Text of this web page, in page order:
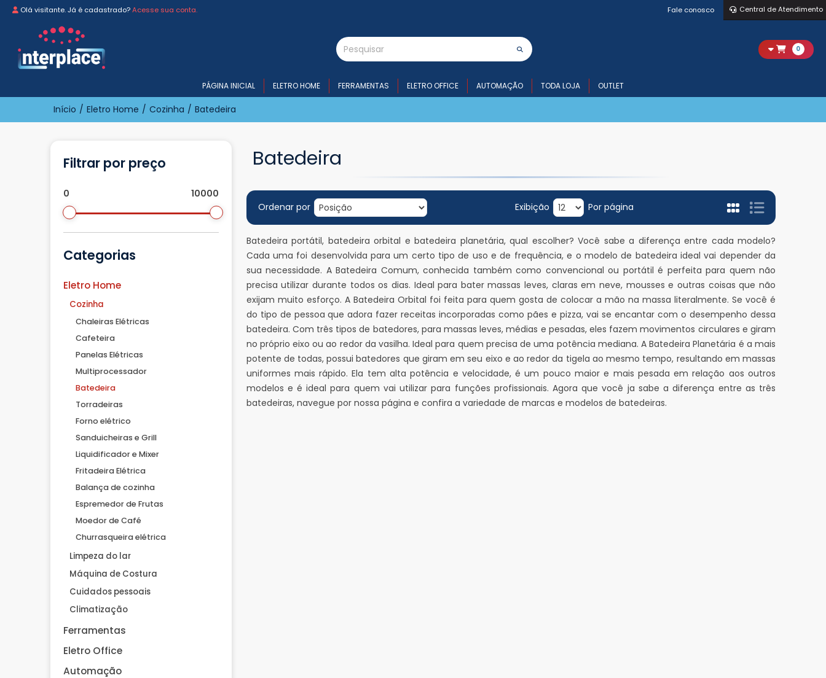
Olá visitante. Já é cadastrado?Acesse sua conta. Fale conosco Central de Atendimento
0
PÁGINA INICIAL ELETRO HOME FERRAMENTAS ELETRO OFFICE AUTOMAÇÃO TODA LOJA OUTLET
Início / Eletro Home / Cozinha / Batedeira
Filtrar por preço
0 10000
Categorias
Eletro Home
Cozinha
Chaleiras Elétricas
Cafeteira
Panelas Elétricas
Multiprocessador
Batedeira
Torradeiras
Forno elétrico
Sanduicheiras e Grill
Liquidificador e Mixer
Fritadeira Elétrica
Balança de cozinha
Espremedor de Frutas
Moedor de Café
Churrasqueira elétrica
Limpeza do lar
Máquina de Costura
Cuidados pessoais
Climatização
Ferramentas
Eletro Office
Automação
Batedeira
Ordenar por Exibição Por página
Batedeira portátil, batedeira orbital e batedeira planetária, qual escolher? Você sabe a diferença entre cada modelo?
Cada uma foi desenvolvida para um certo tipo de uso e de frequência, e o modelo de batedeira ideal vai depender da
sua necessidade. A Batedeira Comum, conhecida também como convencional ou portátil é perfeita para quem não
precisa utilizar durante todos os dias. Ideal para bater massas leves, claras em neve, mousses e outras coisas que não
exijam muito esforço. A Batedeira Orbital foi feita para quem gosta de colocar a mão na massa literalmente. Se você é
do tipo de pessoa que adora fazer receitas incorporadas como pães e pizza, vai se encantar com o desempenho dessa
batedeira. Com três tipos de batedores, para massas leves, médias e pesadas, eles fazem movimentos circulares e giram
no próprio eixo ou ao redor da vasilha. Ideal para quem precisa de uma potência mediana. A Batedeira Planetária é a mais
potente de todas, possui batedores que giram em seu eixo e ao redor da tigela ao mesmo tempo, resultando em massas
uniformes mais rápido. Ela tem alta potência e velocidade, é um pouco maior e mais pesada em relação aos outros
modelos e é ideal para quem vai utilizar para funções profissionais. Agora que você ja sabe a diferença entre as três
batedeiras, navegue por nossa página e confira a variedade de marcas e modelos de batedeiras.